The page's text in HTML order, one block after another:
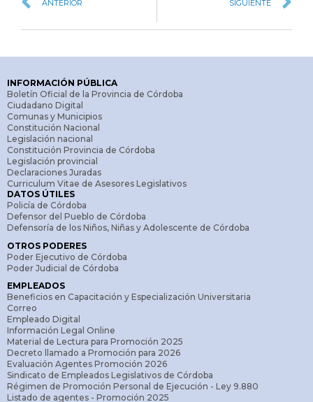
ANTERIOR SIGUIENTE
INFORMACIÓN PÚBLICA
Boletín Oficial de la Provincia de Córdoba
Ciudadano Digital
Comunas y Municipios
Constitución Nacional
Legislación nacional
Constitución Provincia de Córdoba
Legislación provincial
Declaraciones Juradas
Curriculum Vitae de Asesores Legislativos
DATOS ÚTILES
Policía de Córdoba
Defensor del Pueblo de Córdoba
Defensoría de los Niños, Niñas y Adolescente de Córdoba
OTROS PODERES
Poder Ejecutivo de Córdoba
Poder Judicial de Córdoba
EMPLEADOS
Beneficios en Capacitación y Especialización Universitaria
Correo
Empleado Digital
Información Legal Online
Material de Lectura para Promoción 2025
Decreto llamado a Promoción para 2026
Evaluación Agentes Promoción 2026
Sindicato de Empleados Legislativos de Córdoba
Régimen de Promoción Personal de Ejecución - Ley 9.880
Listado de agentes - Promoción 2025